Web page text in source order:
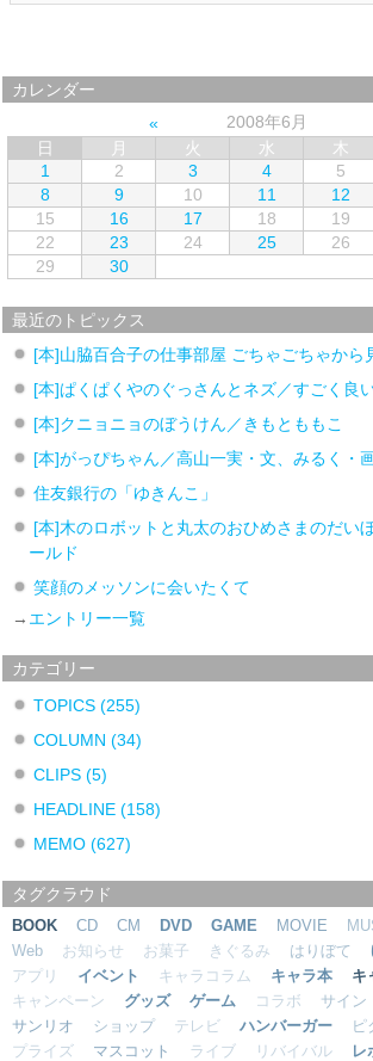
カレンダー
2008年6月
日
月 火 水 木
1
2 3 4 5
8
9 10 11 12
15
16 17 18 19
22
23 24 25 26
29
30
最近のトピックス
[本]山脇百合子の仕事部屋 ごちゃごちゃから
[本]ぱくぱくやのぐっさんとネズ／すごく良
[本]クニョニョのぼうけん／きもとももこ
[本]がっぴちゃん／高山一実・文、みるく・
住友銀行の「ゆきんこ」
[本]木のロボットと丸太のおひめさまのだい
ールド
笑顔のメッソンに会いたくて
→ エントリー一覧
カテゴリー
TOPICS (255)
COLUMN (34)
CLIPS (5)
HEADLINE (158)
MEMO (627)
タグクラウド
BOOK CD CM DVD GAME MOVIE
Web
お知らせ お菓子 きぐるみ はりぼて
アプリ
イベント キャラコラム キャラ本
キ
キャンペーン
グッズ ゲーム コラボ サイン
サンリオ
ショップ テレビ ハンバーガー ピ
プライズ
マスコット ライブ リバイバル レ